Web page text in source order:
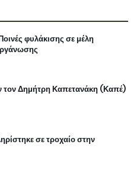
φυλάκισης σε μέλη
τον Δημήτρη Καπετανάκη (Καπέ)
σε τροχαίο στην